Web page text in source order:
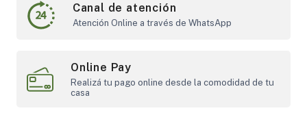
Canal de atención
Atención Online a través de WhatsApp
Online Pay
Realizá tu pago online desde la comodidad de tu
casa